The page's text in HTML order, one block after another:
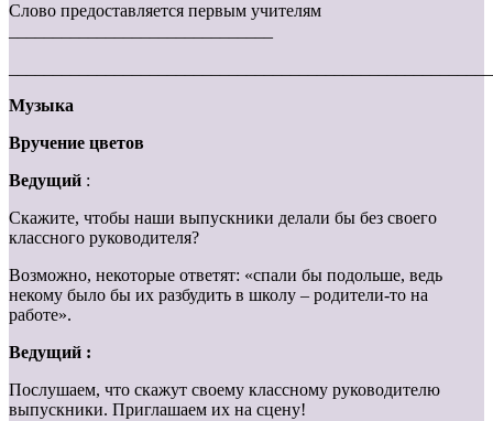
Слово предоставляется первым учителям
Музыка
Вручение цветов
Ведущий :
Скажите, чтобы наши выпускники делали бы без своего
классного руководителя?
Возможно, некоторые ответят: «спали бы подольше, ведь
некому было бы их разбудить в школу – родители-то на
работе».
Ведущий :
Послушаем, что скажут своему классному руководителю
выпускники. Приглашаем их на сцену!